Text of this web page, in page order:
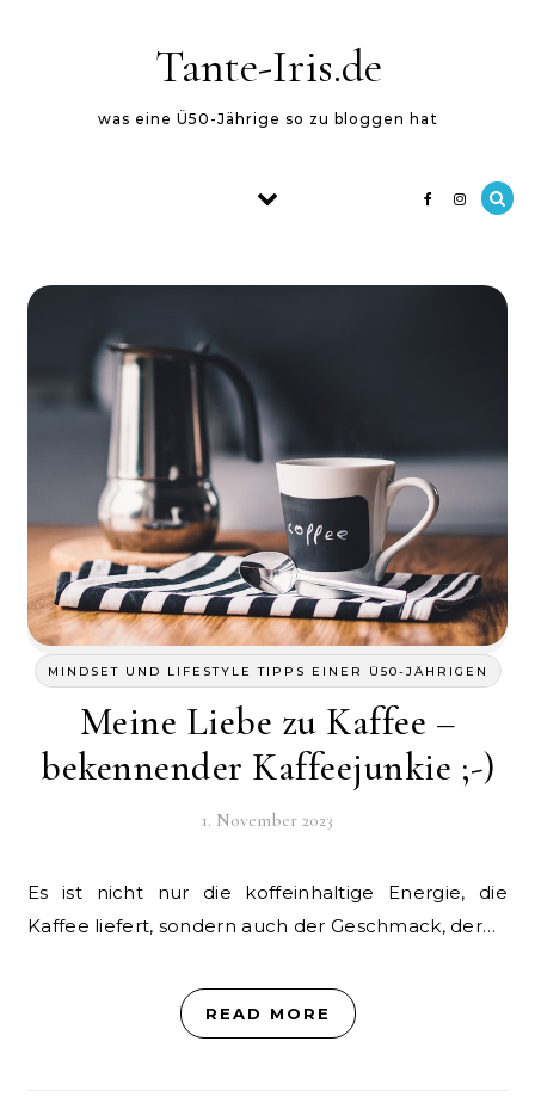
Tante-Iris.de
was eine Ü50-Jährige so zu bloggen hat
MINDSET UND LIFESTYLE TIPPS EINER Ü50-JÄHRIGEN
Meine Liebe zu Kaffee –
bekennender Kaffeejunkie ;-)
1. November 2023
Es ist nicht nur die koffeinhaltige Energie, die
Kaffee liefert, sondern auch der Geschmack, der…
READ MORE